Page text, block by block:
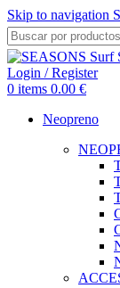
Skip to navigation
Login / Register
0 items 0.00 €
Neopreno